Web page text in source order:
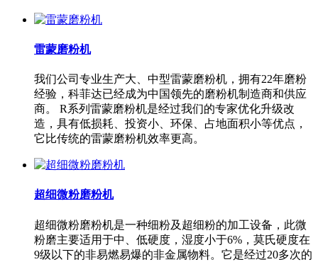
雷蒙磨粉机
我们公司专业生产大、中型雷蒙磨粉机，拥有22年磨粉
经验，科菲达已经成为中国领先的磨粉机制造商和供应
商。 R系列雷蒙磨粉机是经过我们的专家优化升级改
造，具有低损耗、投资小、环保、占地面积小等优点，
它比传统的雷蒙磨粉机效率更高。
超细微粉磨粉机
超细微粉磨粉机是一种细粉及超细粉的加工设备，此微
粉磨主要适用于中、低硬度，湿度小于6%，莫氏硬度在
9级以下的非易燃易爆的非金属物料。它是经过20多次的